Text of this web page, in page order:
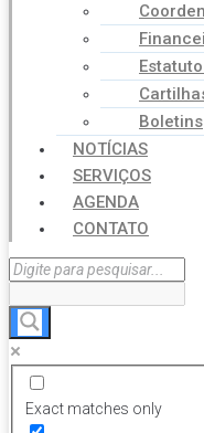
Boletins
NOTÍCIAS
SERVIÇOS
AGENDA
CONTATO
Exact matches only